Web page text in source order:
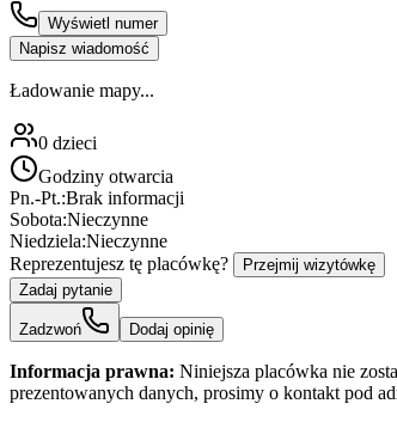
Wyświetl numer
Napisz wiadomość
Ładowanie mapy...
0 dzieci
Godziny otwarcia
Pn.-Pt.:Brak informacji
Sobota:Nieczynne
Niedziela:Nieczynne
Reprezentujesz tę placówkę?
Przejmij wizytówkę
Zadaj pytanie
Zadzwoń Dodaj opinię
Informacja prawna: Niniejsza placówka nie
prezentowanych danych, prosimy o kontakt pod